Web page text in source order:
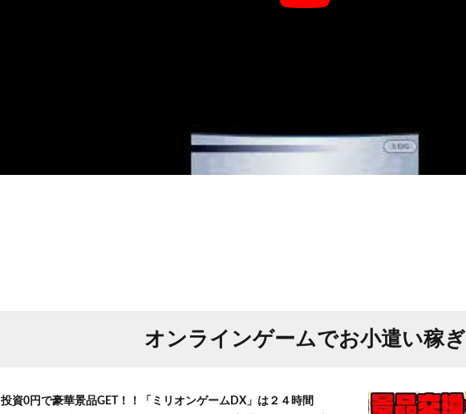
オンラインゲームでお小遣い稼ぎ
投資0円で豪華景品GET！！「ミリオンゲームDX」は２４時間